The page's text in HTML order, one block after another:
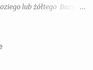
lub żółtego Bazylia,
dodać tez
super). Przekładamy
w 180 stopniach z